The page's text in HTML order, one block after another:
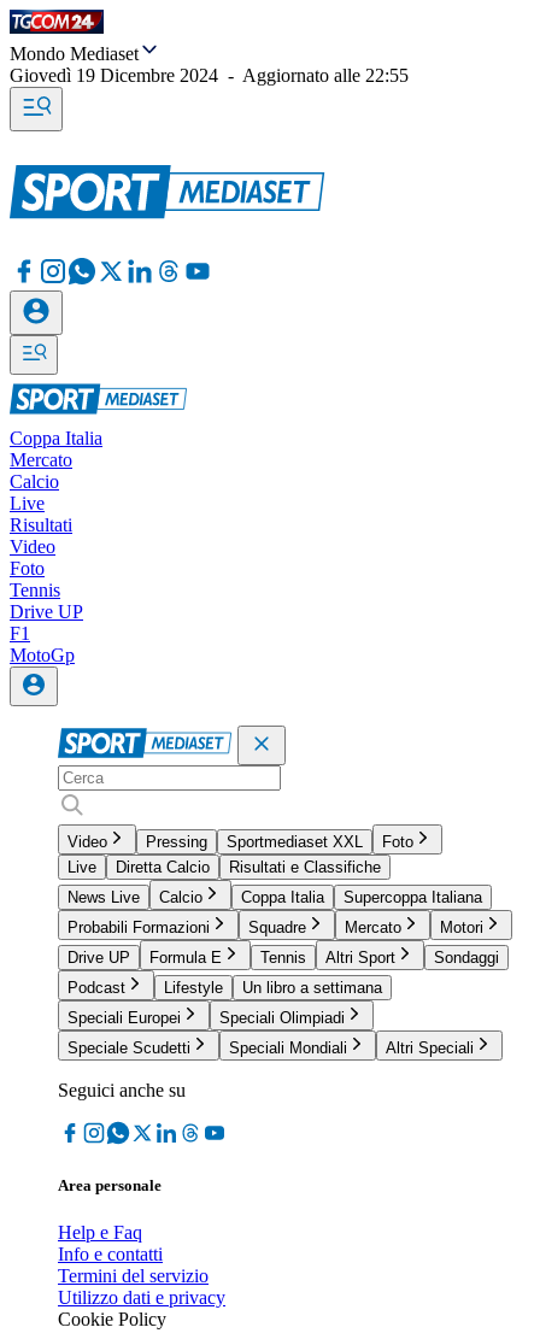
Mondo Mediaset
Giovedì 19 Dicembre 2024 - Aggiornato alle 22:55
Coppa Italia
Mercato
Calcio
Live
Risultati
Video
Foto
Tennis
Drive UP
F1
MotoGp
Video Pressing Sportmediaset XXL
Foto
Live
Diretta Calcio
Risultati e Classifiche
News Live
Calcio Coppa Italia
Supercoppa Italiana
Probabili Formazioni
Squadre Mercato
Motori
Drive UP
Formula E Tennis Altri Sport
Sondaggi
Podcast
Lifestyle
Un libro a settimana
Speciali Europei
Speciali Olimpiadi
Speciale Scudetti
Speciali Mondiali Altri Speciali
Seguici anche su
Area personale
Help e Faq
Info e contatti
Termini del servizio
Utilizzo dati e privacy
Cookie Policy